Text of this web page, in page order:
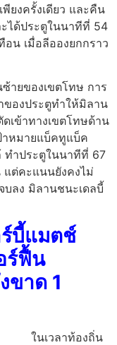
พียงครั้งเดียว และคืน
ได้ประตูในนาทีที่ 54
น เมื่อลีอองยกกราว
ายของเขตโทษ การ
ของประตูทำให้มิลาน
เข้าทางเขตโทษด้าน
าหมายแบ็คทูแบ็ค
ทำประตูในนาทีที่ 67
แต่คะแนนยังคงไม่
บลง มิลานชนะเดลบี้
บี้แมตช์
ร์ฟื้น
ขาด 1
ในเวลาท้องถิ่น